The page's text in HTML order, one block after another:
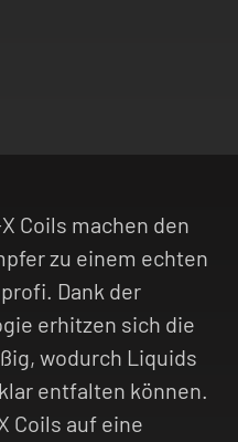
Coils machen den
zu einem echten
Dank der
erhitzen sich die
wodurch Liquids
entfalten können.
Coils auf eine